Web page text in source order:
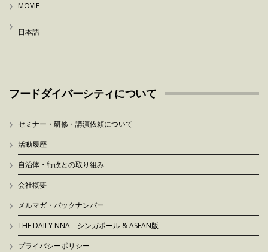
MOVIE
日本語
フードダイバーシティについて
セミナー・研修・講演依頼について
活動履歴
自治体・行政との取り組み
会社概要
メルマガ・バックナンバー
THE DAILY NNA シンガポール & ASEAN版
プライバシーポリシー